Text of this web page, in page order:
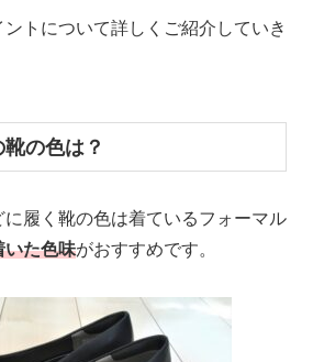
トについて詳しくご紹介していき
の色は？
履く靴の色は着ているフォーマル
いた色味がおすすめです。